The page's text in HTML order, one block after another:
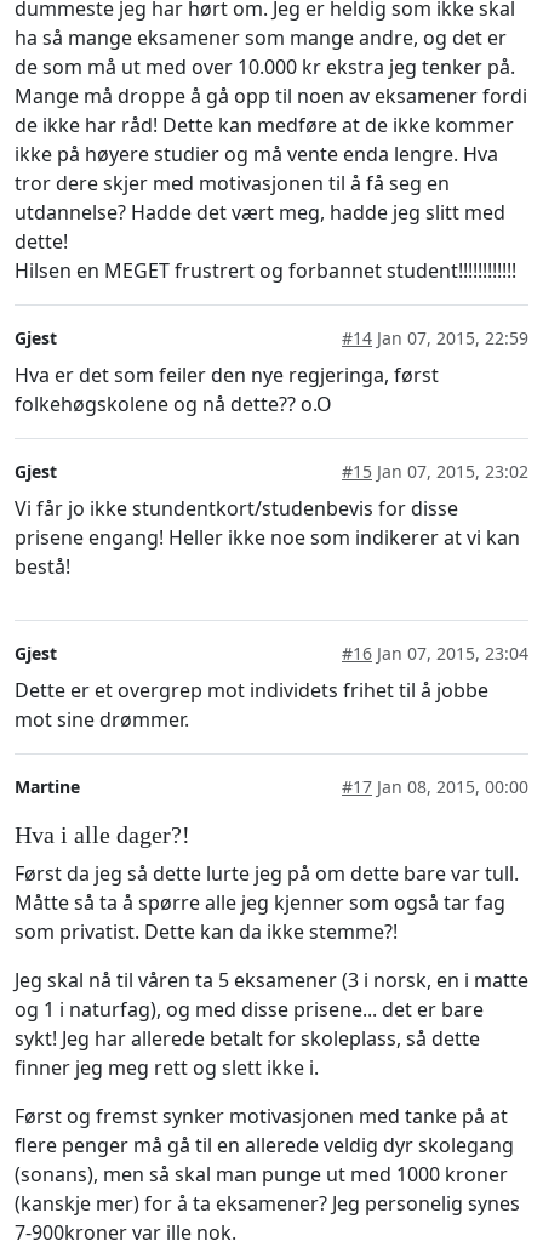
dummeste jeg har hørt om. Jeg er heldig som ikke skal
ha så mange eksamener som mange andre, og det er
de som må ut med over 10.000 kr ekstra jeg tenker på.
Mange må droppe å gå opp til noen av eksamener fordi
de ikke har råd! Dette kan medføre at de ikke kommer
ikke på høyere studier og må vente enda lengre. Hva
tror dere skjer med motivasjonen til å få seg en
utdannelse? Hadde det vært meg, hadde jeg slitt med
dette!
Hilsen en MEGET frustrert og forbannet student!!!!!!!!!!!!
Gjest #14 Jan 07, 2015, 22:59
Hva er det som feiler den nye regjeringa, først
folkehøgskolene og nå dette?? o.O
Gjest #15 Jan 07, 2015, 23:02
Vi får jo ikke stundentkort/studenbevis for disse
prisene engang! Heller ikke noe som indikerer at vi kan
bestå!
Gjest #16 Jan 07, 2015, 23:04
Dette er et overgrep mot individets frihet til å jobbe
mot sine drømmer.
Martine #17 Jan 08, 2015, 00:00
Hva i alle dager?!
Først da jeg så dette lurte jeg på om dette bare var tull.
Måtte så ta å spørre alle jeg kjenner som også tar fag
som privatist. Dette kan da ikke stemme?!
Jeg skal nå til våren ta 5 eksamener (3 i norsk, en i matte
og 1 i naturfag), og med disse prisene... det er bare
sykt! Jeg har allerede betalt for skoleplass, så dette
finner jeg meg rett og slett ikke i.
Først og fremst synker motivasjonen med tanke på at
flere penger må gå til en allerede veldig dyr skolegang
(sonans), men så skal man punge ut med 1000 kroner
(kanskje mer) for å ta eksamener? Jeg personelig synes
7-900kroner var ille nok.